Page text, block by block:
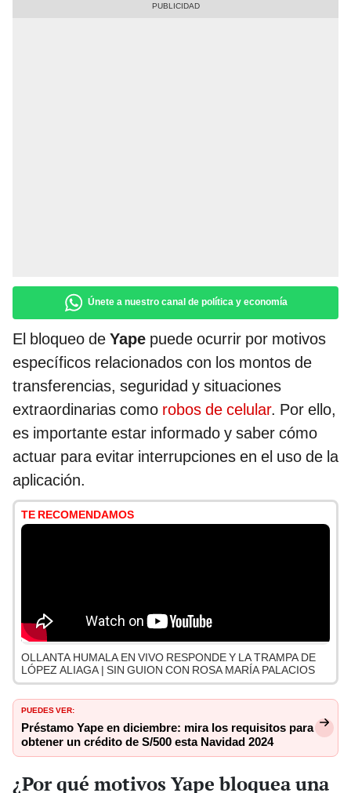
Únete a nuestro canal de política y economía
El bloqueo de Yape puede ocurrir por motivos
específicos relacionados con los montos de
transferencias, seguridad y situaciones
extraordinarias como robos de celular. Por ello,
es importante estar informado y saber cómo
actuar para evitar interrupciones en el uso de la
aplicación.
TE RECOMENDAMOS
OLLANTA HUMALA EN VIVO RESPONDE Y LA TRAMPA DE
LÓPEZ ALIAGA | SIN GUION CON ROSA MARÍA PALACIOS
PUEDES VER:
Préstamo Yape en diciembre: mira los requisitos para
obtener un crédito de S/500 esta Navidad 2024
¿Por qué motivos Yape bloquea una